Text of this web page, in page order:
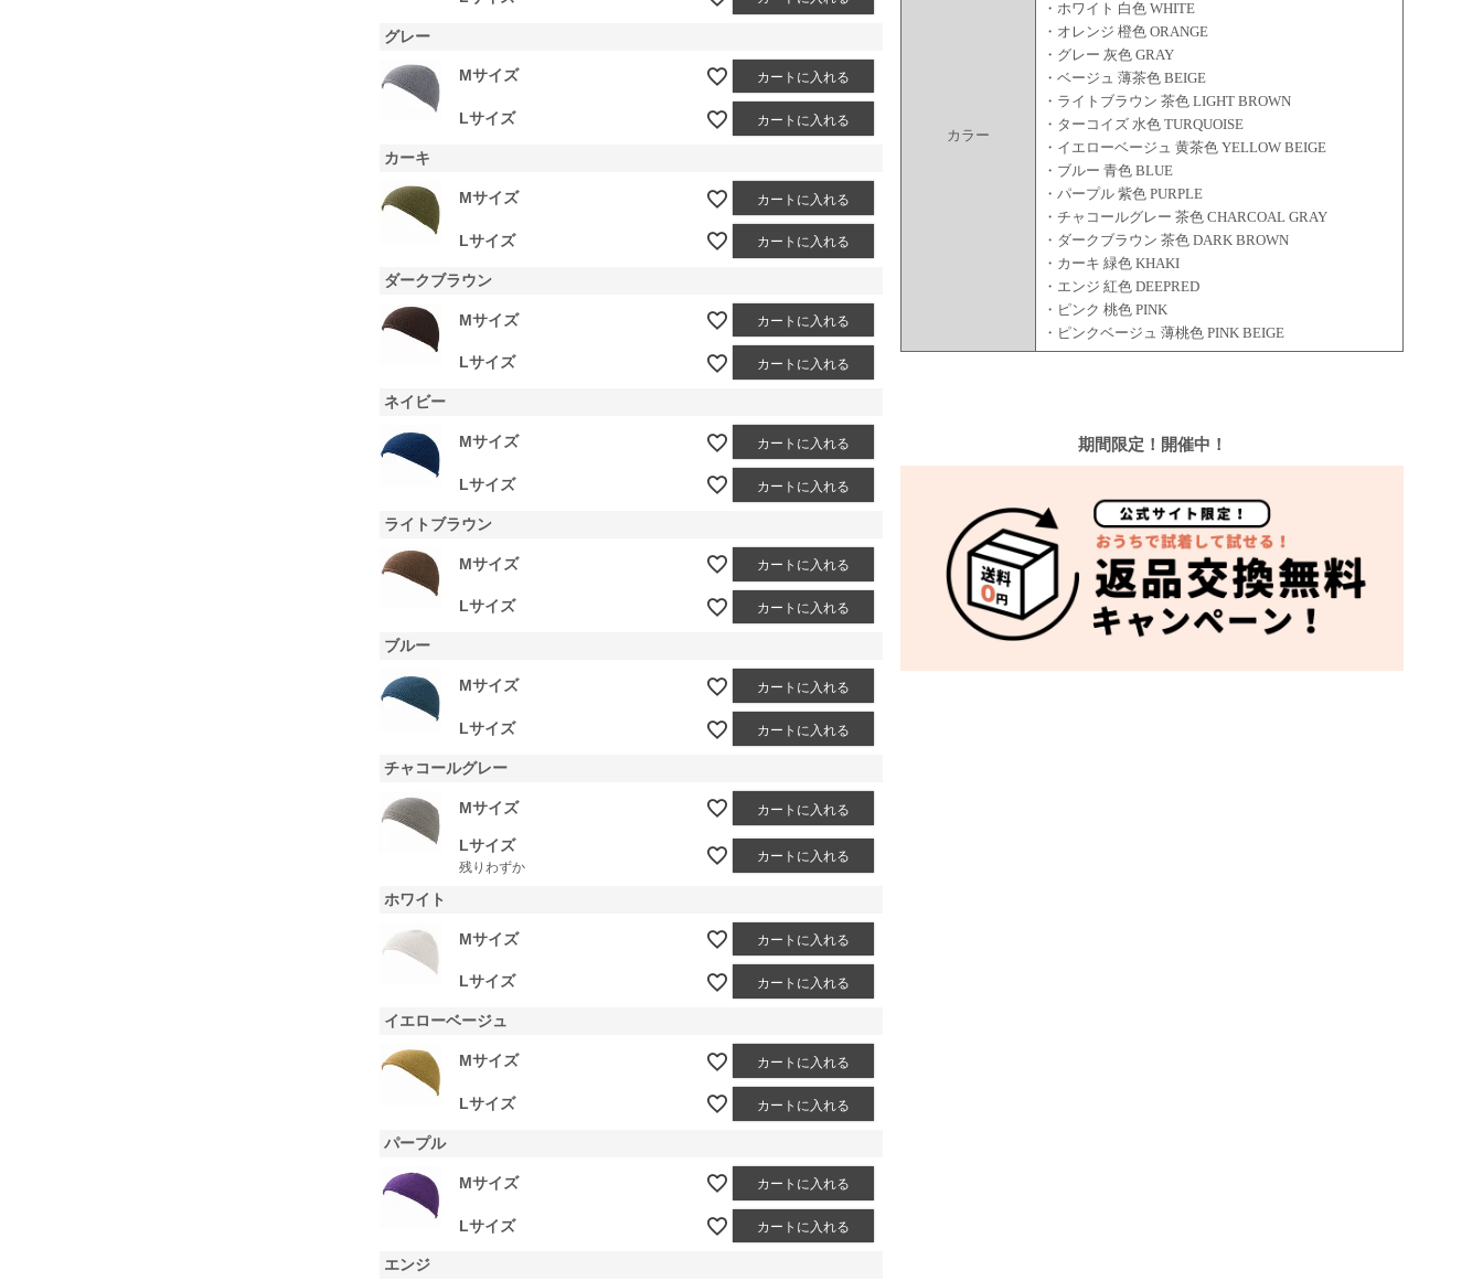
グレー
Mサイズ カートに入れる
Lサイズ カートに入れる
カーキ
Mサイズ カートに入れる
Lサイズ カートに入れる
ダークブラウン
Mサイズ カートに入れる
Lサイズ カートに入れる
ネイビー
Mサイズ カートに入れる
Lサイズ カートに入れる
ライトブラウン
Mサイズ カートに入れる
Lサイズ カートに入れる
ブルー
Mサイズ カートに入れる
Lサイズ カートに入れる
チャコールグレー
Mサイズ カートに入れる
Lサイズ
残りわずか
カートに入れる
ホワイト
Mサイズ カートに入れる
Lサイズ カートに入れる
イエローベージュ
Mサイズ カートに入れる
Lサイズ カートに入れる
パープル
Mサイズ カートに入れる
Lサイズ カートに入れる
エンジ
カラー
・ホワイト 白色 WHITE
・オレンジ 橙色 ORANGE
・グレー 灰色 GRAY
・ベージュ 薄茶色 BEIGE
・ライトブラウン 茶色 LIGHT BROWN
・ターコイズ 水色 TURQUOISE
・イエローベージュ 黄茶色 YELLOW BEIGE
・ブルー 青色 BLUE
・パープル 紫色 PURPLE
・チャコールグレー 茶色 CHARCOAL GRAY
・ダークブラウン 茶色 DARK BROWN
・カーキ 緑色 KHAKI
・エンジ 紅色 DEEPRED
・ピンク 桃色 PINK
・ピンクベージュ 薄桃色 PINK BEIGE
期間限定！開催中！